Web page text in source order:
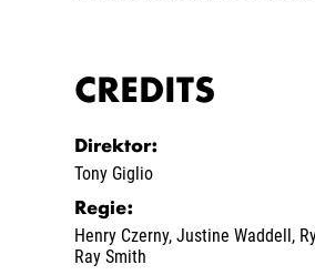
CREDITS
Direktor:
Tony Giglio
Regie:
Henry Czerny,Justine Waddell,
Ray Smith